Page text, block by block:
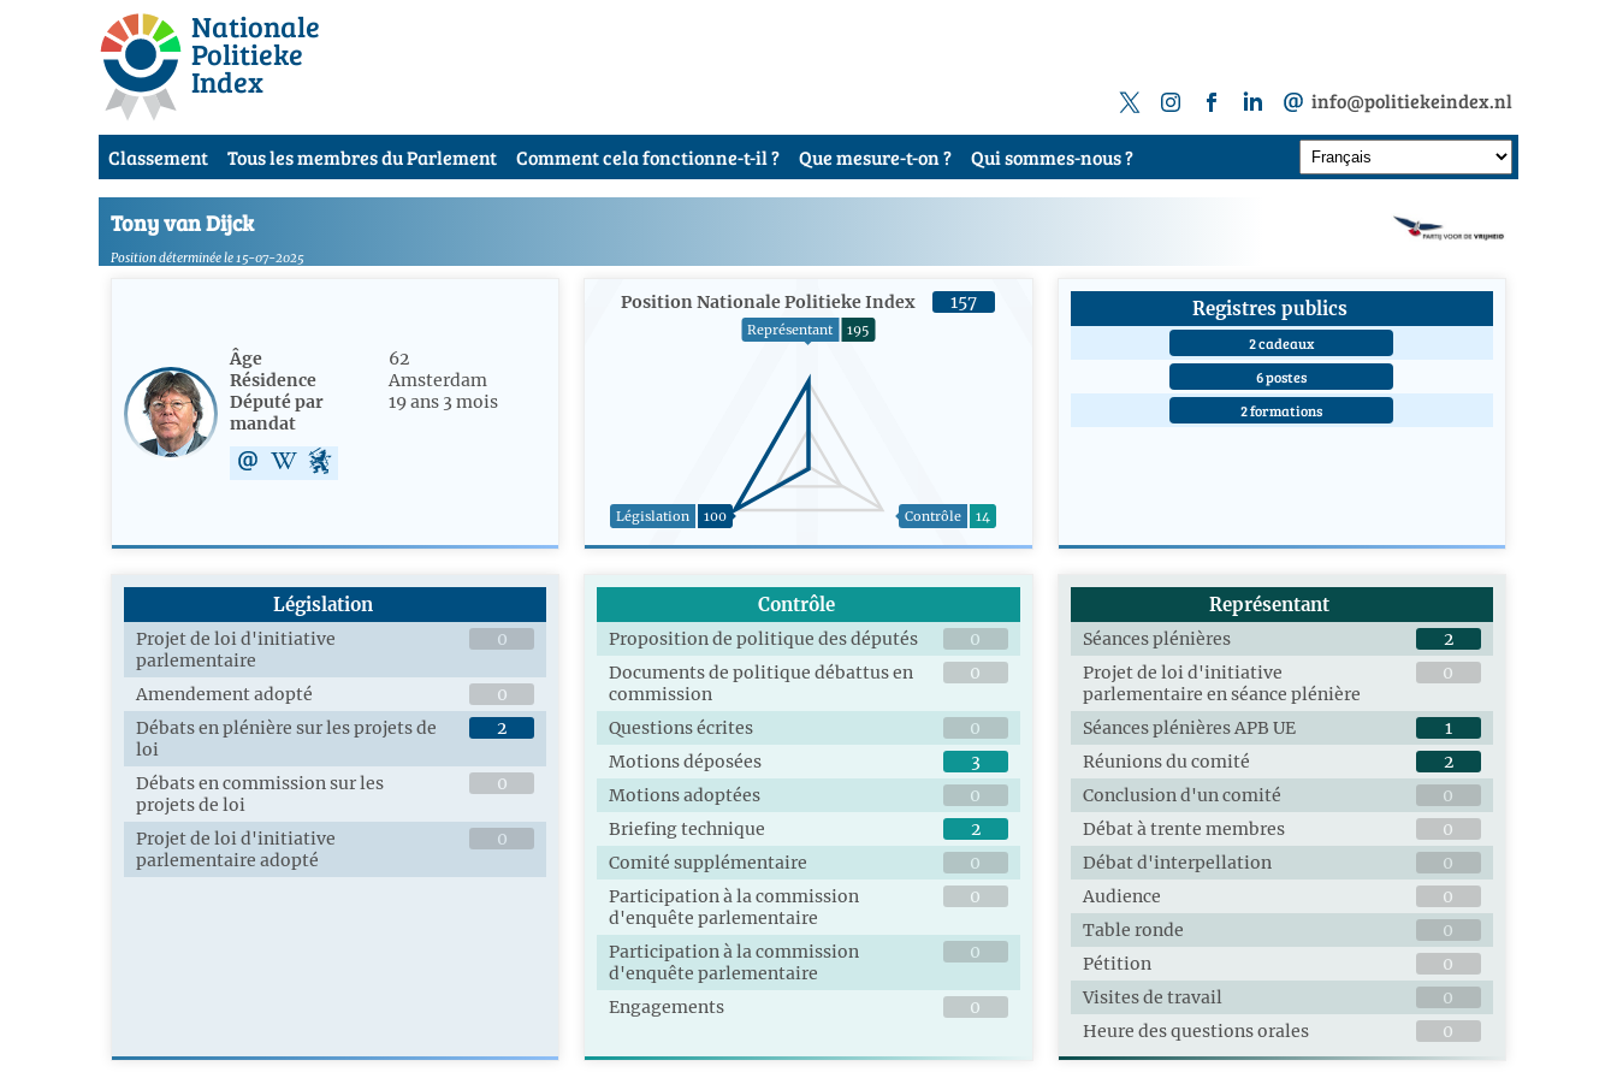
Nationale
Politieke
Index info@politiekeindex.nl
Classement Tous les membres du Parlement Comment cela fonctionne-t-il ? Que mesure-t-on ? Qui sommes-nous ?
Tony van Dijck
Position déterminée le 15-07-2025
Âge
62
Résidence
Amsterdam
Député par
mandat
19 ans 3 mois
Position Nationale Politieke Index 157
Législation 100
Représentant 195
Contrôle 14
Registres publics
2 cadeaux
6 postes
2 formations
Législation
Projet de loi d'initiative
parlementaire
0
Amendement adopté
0
Débats en plénière sur les projets de
loi
2
Débats en commission sur les
projets de loi
0
Projet de loi d'initiative
parlementaire adopté
0
Contrôle
Proposition de politique des députés
0
Documents de politique débattus en
commission
0
Questions écrites
0
Motions déposées
3
Motions adoptées
0
Briefing technique
2
Comité supplémentaire
0
Participation à la commission
d'enquête parlementaire
0
Participation à la commission
d'enquête parlementaire
0
Engagements 0
Représentant
Séances plénières
2
Projet de loi d'initiative
parlementaire en séance plénière
0
Séances plénières APB UE
1
Réunions du comité
2
Conclusion d'un comité
0
Débat à trente membres
0
Débat d'interpellation
0
Audience
0
Table ronde
0
Pétition
0
Visites de travail
0
Heure des questions orales
0